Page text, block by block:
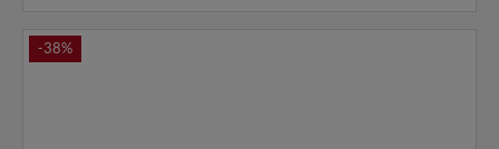
-38%